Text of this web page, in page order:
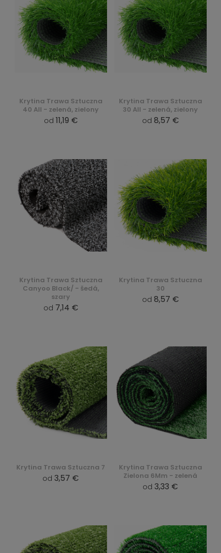
Krytina Trawa Sztuczna
40 All - zelená, zielony
od 11,19 €
Krytina Trawa Sztuczna
30 All - zelená, zielony
od 8,57 €
Krytina Trawa Sztuczna
Canyoo Black/ - šedá,
szary
od 7,14 €
Krytina Trawa Sztuczna
30
od 8,57 €
Krytina Trawa Sztuczna 7
od 3,57 €
Krytina Trawa Sztuczna
Zielona 6Mm - zelená
od 3,33 €